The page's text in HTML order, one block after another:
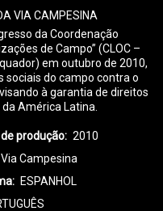
VIA CAMPESINA
da Coordenação
de Campo” (CLOC –
em outubro de 2010,
sociais do campo contra o
à garantia de direitos
América Latina.
produção
2010
Campesina
ESPANHOL